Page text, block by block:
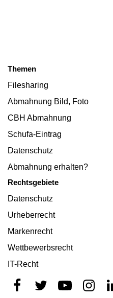
Themen
Filesharing
Abmahnung Bild, Foto
CBH Abmahnung
Schufa-Eintrag
Datenschutz
Abmahnung erhalten?
Rechtsgebiete
Datenschutz
Urheberrecht
Markenrecht
Wettbewerbsrecht
IT-Recht